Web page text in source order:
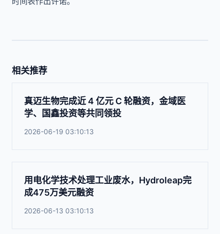
相关推荐
真迈生物完成近 4 亿元 C 轮融资，金域医
学、国鑫投资等共同领投
2026-06-19 03:10:13
用电化学技术处理工业废水，Hydroleap完
成475万美元融资
2026-06-13 03:10:13